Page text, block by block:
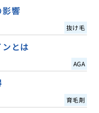
響
抜け毛
とは
AGA
育毛剤